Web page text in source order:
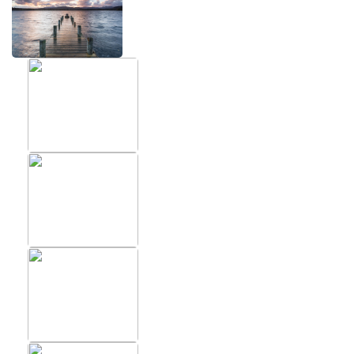
ХИТЫ
Фотообои в скандинавском
Фотообои супергерои